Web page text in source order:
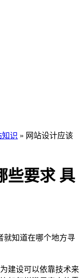
知识 » 网站设计应该
些要求 具
就知道在哪个地方寻
建设可以依靠技术来